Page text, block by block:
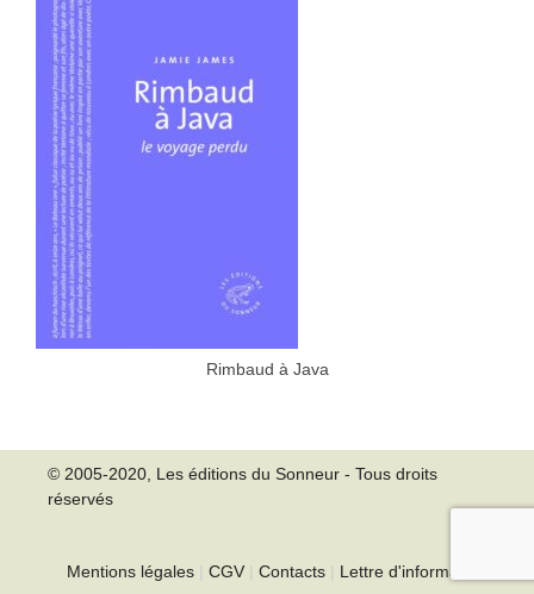
Rimbaud à Java
© 2005-2020, Les éditions du Sonneur - Tous droits
réservés
Mentions légales CGV Contacts Lettre d'information